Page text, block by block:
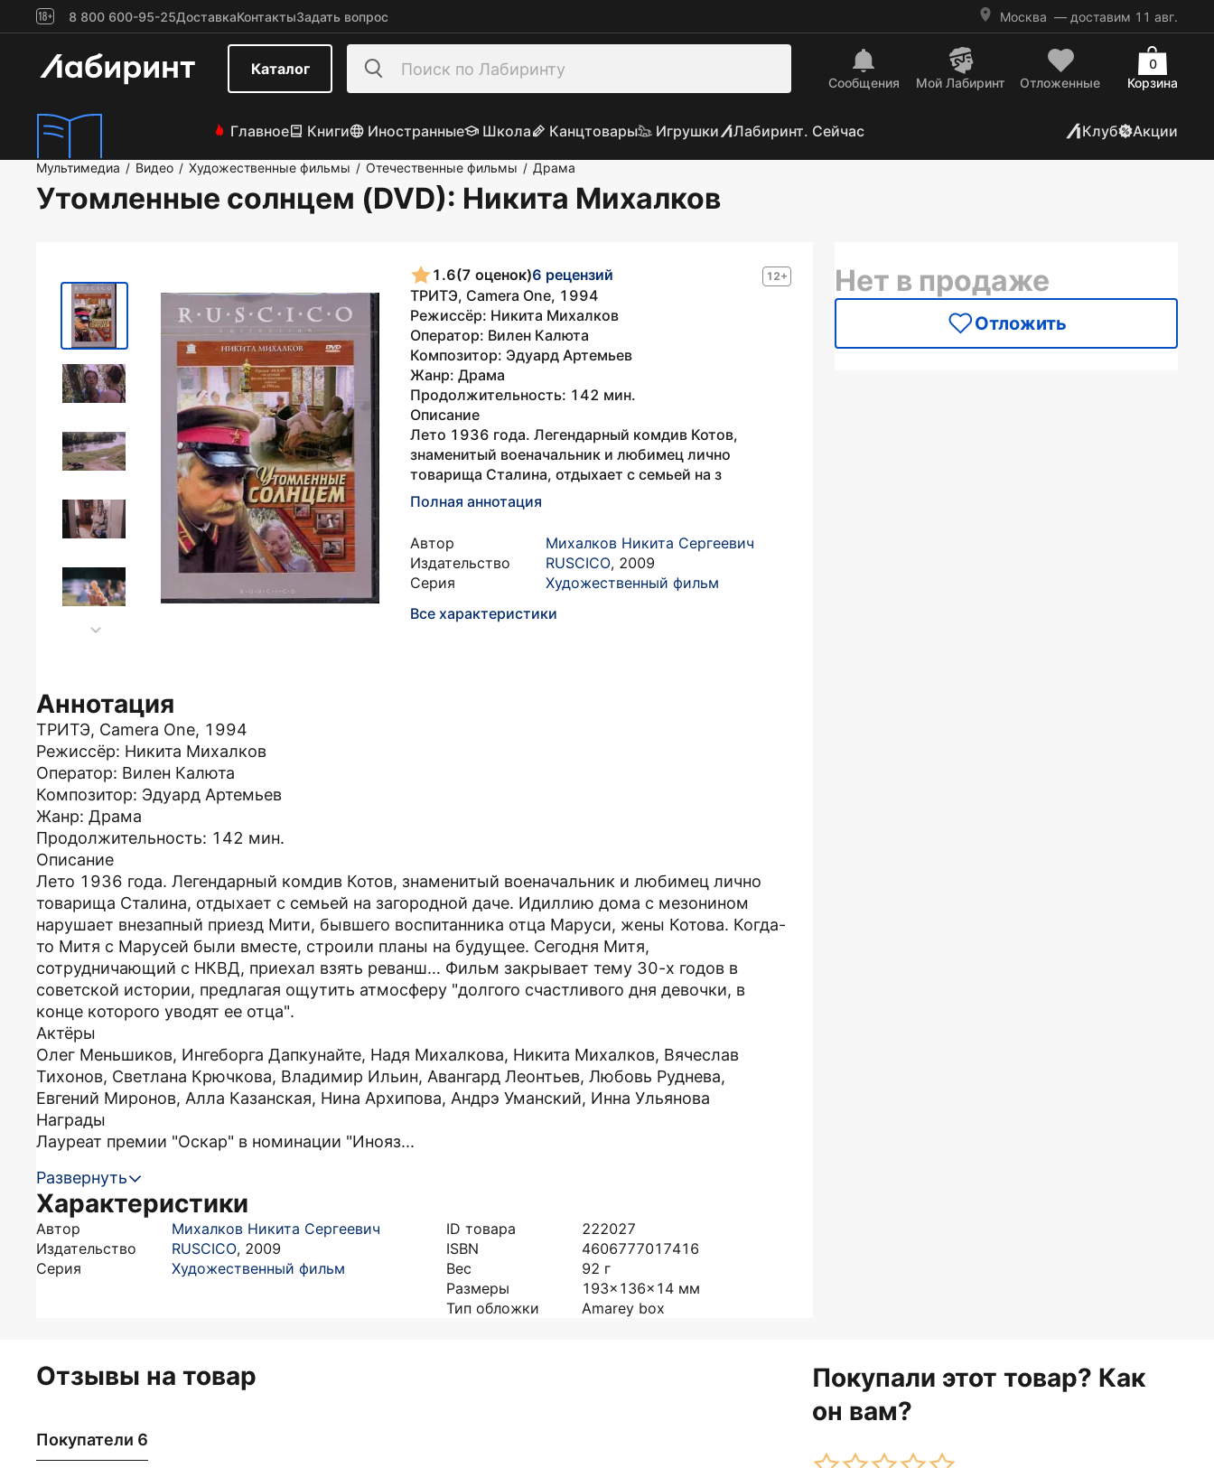
8 800 600-95-25ДоставкаКонтактыЗадать вопрос Москва — доставим 11 авг.
Каталог
Сообщения Mой Лабиринт Отложенные Корзина
0
Главное Книги Иностранные Школа Канцтовары Игрушки Лабиринт. Сейчас Клуб Акции
Мультимедиа / Видео / Художественные фильмы / Отечественные фильмы / Драма
Утомленные солнцем (DVD): Никита Михалков
12+
1.6(7 оценок)6 рецензий
ТРИТЭ, Camera One, 1994
Режиссёр: Никита Михалков
Оператор: Вилен Калюта
Композитор: Эдуард Артемьев
Жанр: Драма
Продолжительность: 142 мин.
Описание
Лето 1936 года. Легендарный комдив Котов,
знаменитый военачальник и любимец лично
товарища Сталина, отдыхает с семьей на з
Полная аннотация
Автор
Михалков Никита Сергеевич
Издательство
RUSCICO, 2009
Серия
Художественный фильм
Все характеристики
Аннотация
ТРИТЭ, Camera One, 1994
Режиссёр: Никита Михалков
Оператор: Вилен Калюта
Композитор: Эдуард Артемьев
Жанр: Драма
Продолжительность: 142 мин.
Описание
Лето 1936 года. Легендарный комдив Котов, знаменитый военачальник и любимец лично
товарища Сталина, отдыхает с семьей на загородной даче. Идиллию дома с мезонином
нарушает внезапный приезд Мити, бывшего воспитанника отца Маруси, жены Котова. Когда-
то Митя с Марусей были вместе, строили планы на будущее. Сегодня Митя,
сотрудничающий с НКВД, приехал взять реванш… Фильм закрывает тему 30-х годов в
советской истории, предлагая ощутить атмосферу "долгого счастливого дня девочки, в
конце которого уводят ее отца".
Актёры
Олег Меньшиков, Ингеборга Дапкунайте, Надя Михалкова, Никита Михалков, Вячеслав
Тихонов, Светлана Крючкова, Владимир Ильин, Авангард Леонтьев, Любовь Руднева,
Евгений Миронов, Алла Казанская, Нина Архипова, Андрэ Уманский, Инна Ульянова
Награды
Лауреат премии "Оскар" в номинации "Инояз...
Развернуть
Характеристики
Автор
Михалков Никита Сергеевич
Издательство
RUSCICO, 2009
Серия
Художественный фильм
ID товара
222027
ISBN
4606777017416
Вес
92 г
Размеры
193x136x14 мм
Тип обложки
Amarey box
Нет в продаже
Отложить
Отзывы на товар
Покупали этот товар? Как
он вам?
Покупатели 6